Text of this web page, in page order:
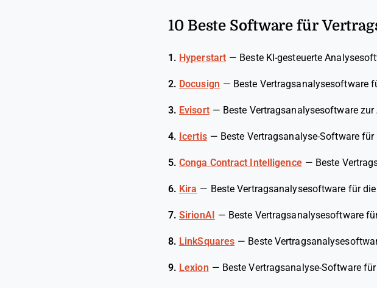
10 Beste Software für
1. Hyperstart — Beste KI-gesteuerte
2. Docusign — Beste Vertragsanalysesoftware
3. Evisort — Beste Vertragsanalysesoftware
4. Icertis — Beste Vertragsanalyse-Software für
5. Conga Contract Intelligence — Beste
6. Kira — Beste Vertragsanalysesoftware für
7. SirionAI — Beste Vertragsanalysesoftware
8. LinkSquares — Beste
9. Lexion — Beste Vertragsanalyse-Software